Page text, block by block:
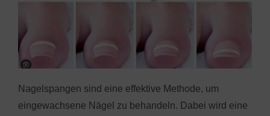
Nagelspangen sind eine effektive Methode, um
eingewachsene Nägel zu behandeln. Dabei wird eine